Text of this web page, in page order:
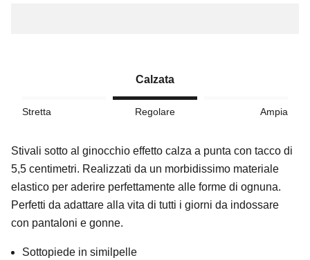
Calzata
Stretta Regolare Ampia
Stivali sotto al ginocchio effetto calza a punta con tacco di
5,5 centimetri. Realizzati da un morbidissimo materiale
elastico per aderire perfettamente alle forme di ognuna.
Perfetti da adattare alla vita di tutti i giorni da indossare
con pantaloni e gonne.
Sottopiede in similpelle